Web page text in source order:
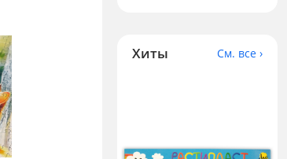
Хиты См. все ›